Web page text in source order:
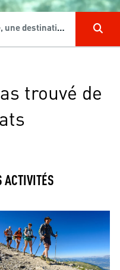
Rechercher un séjour, une activité, une destination...
trouvé de
ACTIVITÉS